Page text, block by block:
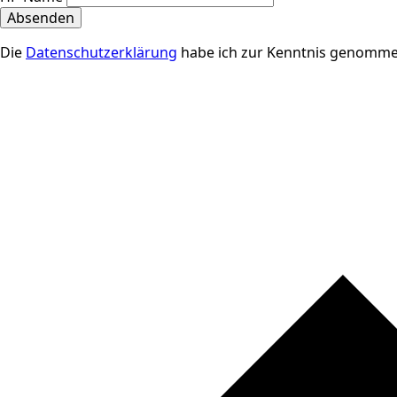
Absenden
Die Datenschutzerklärung habe ich zur Kenntnis